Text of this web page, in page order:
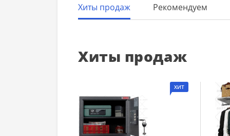
Хиты продаж Рекомендуем
Хиты продаж
ХИТ